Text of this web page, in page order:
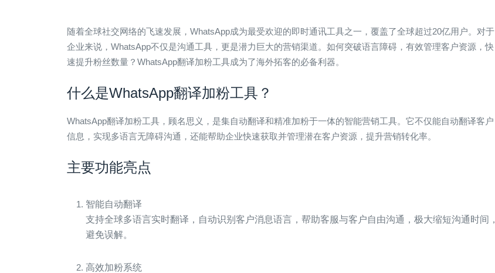
随着全球社交网络的飞速发展，WhatsApp成为最受欢迎的即时通讯工具之一，覆盖了全球超过20亿用户。对于
企业来说，WhatsApp不仅是沟通工具，更是潜力巨大的营销渠道。如何突破语言障碍，有效管理客户资源，快
速提升粉丝数量？ WhatsApp翻译加粉工具成为了海外拓客的必备利器。
什么是WhatsApp翻译加粉工具？
WhatsApp翻译加粉工具，顾名思义，是集自动翻译和精准加粉于一体的智能营销工具。它不仅能自动翻译客户
信息，实现多语言无障碍沟通，还能帮助企业快速获取并管理潜在客户资源，提升营销转化率。
主要功能亮点
智能自动翻译
支持全球多语言实时翻译，自动识别客户消息语言，帮助客服与客户自由沟通，极大缩短沟通时间，
避免误解。
高效加粉系统